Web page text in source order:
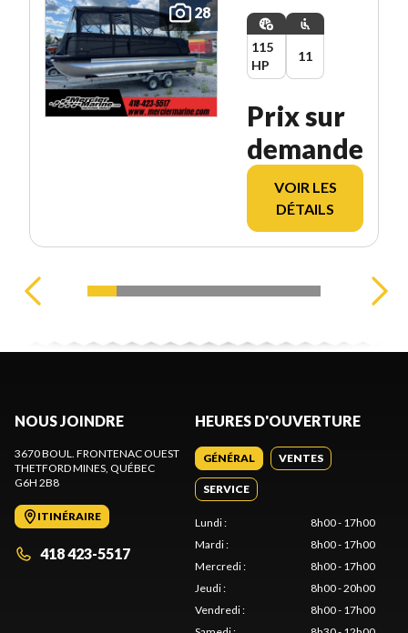
28
115
HP
11
Prix sur
demande
VOIR LES
DÉTAILS
NOUS JOINDRE
3670 BOUL. FRONTENAC OUEST
THETFORD MINES , QUÉBEC
G6H 2B8
ITINÉRAIRE
418 423-5517
HEURES D'OUVERTURE
GÉNÉRAL VENTES
SERVICE
Lundi:
8h00 - 17h00
Mardi:
8h00 - 17h00
Mercredi:
8h00 - 17h00
Jeudi:
8h00 - 20h00
Vendredi:
8h00 - 17h00